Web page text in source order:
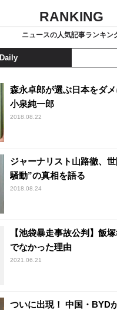
RANKING
ニュースの人気記事ランキン
Daily
森永卓郎が選ぶ日本をダ
小泉純一郎
2018.08.22
ジャーナリスト山路徹、
騒動”の真相を語る
2018.08.24
【池袋暴走事故公判】飯
でなかった理由
2021.06.21
ついに出現！ 中国・BYD